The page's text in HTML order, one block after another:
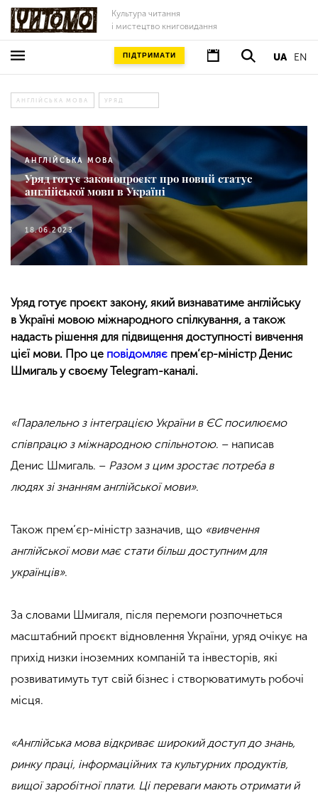
Культура читання
і мистецтво книговидання
UA EN
ПІДТРИМАТИ
АНГЛІЙСЬКА МОВА УРЯД
АНГЛІЙСЬКА МОВА
Уряд готує законопроєкт про новий статус
англійської мови в Україні
18.06.2023
Уряд готує проєкт закону, який визнаватиме англійську
в Україні мовою міжнародного спілкування, а також
надасть рішення для підвищення доступності вивчення
цієї мови. Про це повідомляє прем’єр-міністр Денис
Шмигаль у своєму Telegram-каналі.
«Паралельно з інтеграцією України в ЄС посилюємо
співпрацю з міжнародною спільнотою. – написав
Денис Шмигаль. – Разом з цим зростає потреба в
людях зі знанням англійської мови».
Також прем’єр-міністр зазначив, що «вивчення
англійської мови має стати більш доступним для
українців».
За словами Шмигаля, після перемоги розпочнеться
масштабний проєкт відновлення України, уряд очікує на
прихід низки іноземних компаній та інвесторів, які
розвиватимуть тут свій бізнес і створюватимуть робочі
місця.
«Англійська мова відкриває широкий доступ до знань,
ринку праці, інформаційних та культурних продуктів,
вищої заробітної плати. Ці переваги мають отримати й